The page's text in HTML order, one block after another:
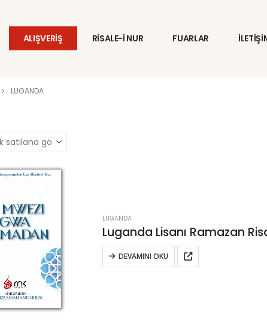
ALIŞVERİŞ RİSALE-İ NUR FUARLAR
LUGANDA
LUGANDA
Luganda Lisanı Ramazan
DEVAMINI OKU